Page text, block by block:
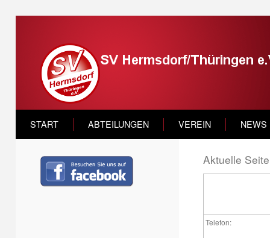
START ABTEILUNGEN VEREIN NEWS
Aktuelle
Telefon: